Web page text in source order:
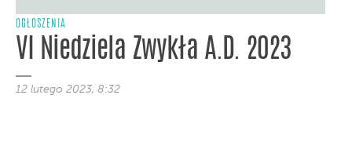
OGŁOSZENIA
VI Niedziela Zwykła A.D. 2023
12 lutego 2023, 8:32